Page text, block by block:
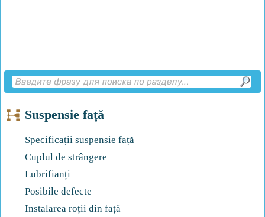
Suspensie față
Specificații suspensie față
Cuplul de strângere
Lubrifianți
Posibile defecte
Instalarea roții din față